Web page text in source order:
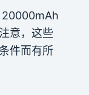
20000mAh
意，这些
件而有所